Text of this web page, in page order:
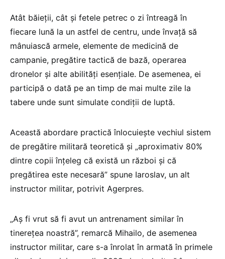
Atât băieţii, cât şi fetele petrec o zi întreagă în
fiecare lună la un astfel de centru, unde învaţă să
mânuiască armele, elemente de medicină de
campanie, pregătire tactică de bază, operarea
dronelor şi alte abilităţi esenţiale. De asemenea, ei
participă o dată pe an timp de mai multe zile la
tabere unde sunt simulate condiţii de luptă.
Această abordare practică înlocuieşte vechiul sistem
de pregătire militară teoretică şi „aproximativ 80%
dintre copii înţeleg că există un război şi că
pregătirea este necesară” spune Iaroslav, un alt
instructor militar, potrivit Agerpres.
„Aş fi vrut să fi avut un antrenament similar în
tinereţea noastră”, remarcă Mihailo, de asemenea
instructor militar, care s-a înrolat în armată în primele